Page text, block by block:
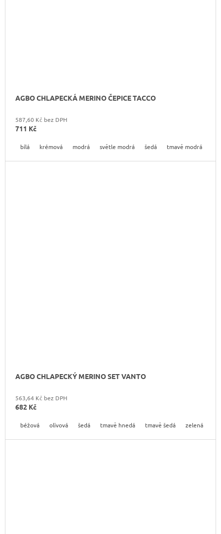
AGBO CHLAPECKÁ MERINO ČEPICE TACCO
587,60 Kč bez DPH
711 Kč
bílá krémová modrá světle modrá šedá tmavě modrá
AGBO CHLAPECKÝ MERINO SET VANTO
563,64 Kč bez DPH
682 Kč
béžová olivová šedá tmavě hnedá tmavě šedá zelená